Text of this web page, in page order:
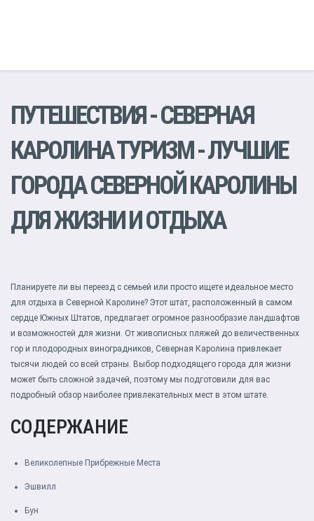
ПУТЕШЕСТВИЯ-СЕВЕРНАЯ
КАРОЛИНА ТУРИЗМ- ЛУЧШИЕ
ГОРОДА СЕВЕРНОЙ КАРОЛИНЫ
ДЛЯ ЖИЗНИ И ОТДЫХА
Планируете ли вы переезд с семьей или просто ищете идеальное место
для отдыха в Северной Каролине? Этот штат, расположенный в самом
сердце Южных Штатов, предлагает огромное разнообразие ландшафтов
и возможностей для жизни. От живописных пляжей до величественных
гор и плодородных виноградников, Северная Каролина привлекает
тысячи людей со всей страны. Выбор подходящего города для жизни
может быть сложной задачей, поэтому мы подготовили для вас
подробный обзор наиболее привлекательных мест в этом штате.
СОДЕРЖАНИЕ
Великолепные Прибрежные Места
Эшвилл
Бун